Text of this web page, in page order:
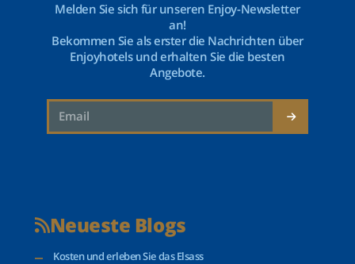
Melden Sie sich für unseren Enjoy-Newsletter
an!
Bekommen Sie als erster die Nachrichten über
Enjoyhotels und erhalten Sie die besten
Angebote.
Neueste Blogs
Kosten und erleben Sie das Elsass